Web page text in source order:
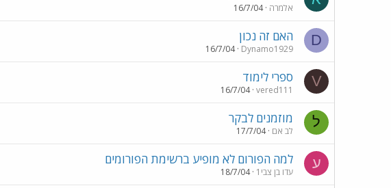
אלמרה 16/7/04
D האם זה נכון
Dynamo1929
16/7/04
V ספרי לימוד
vered111
16/7/04
ל מוזמנים לבקר
לב אם 17/7/04
ע למה הפורום לא מופיע ברשימת הפורומים
עדו בן צבי1 18/7/04